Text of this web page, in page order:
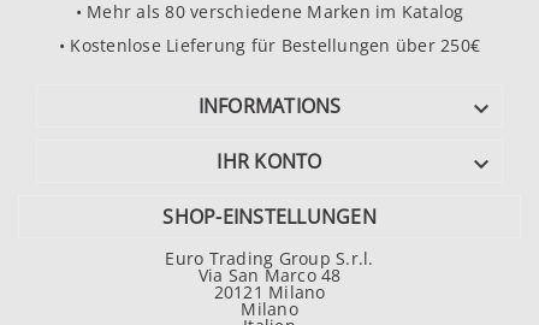
• Mehr als 80 verschiedene Marken im Katalog
• Kostenlose Lieferung für Bestellungen über 250€
INFORMATIONS 
IHR KONTO 
SHOP-EINSTELLUNGEN
Euro Trading Group S.r.l.
Via San Marco 48
20121 Milano
Milano